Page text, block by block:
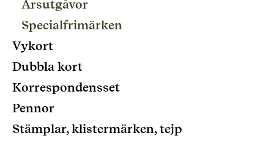
Årsutgåvor
Specialfrimärken
Vykort
Dubbla kort
Korrespondensset
Pennor
Stämplar, klistermärken, tejp